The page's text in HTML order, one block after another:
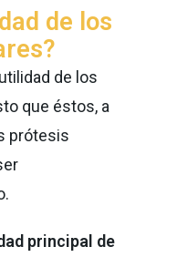
de los
de los
que éstos, a
prótesis
principal de